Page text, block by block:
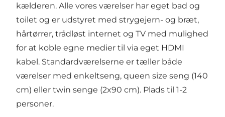
kælderen. Alle vores værelser har eget bad og
toilet og er udstyret med strygejern- og bræt,
hårtørrer, trådløst internet og TV med mulighed
for at koble egne medier til via eget HDMI
kabel. Standardværelserne er tæller både
værelser med enkeltseng, queen size seng (140
cm) eller twin senge (2x90 cm). Plads til 1-2
personer.